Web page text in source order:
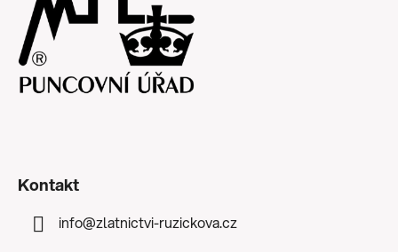
Kontakt
info@zlatnictvi-ruzickova.cz